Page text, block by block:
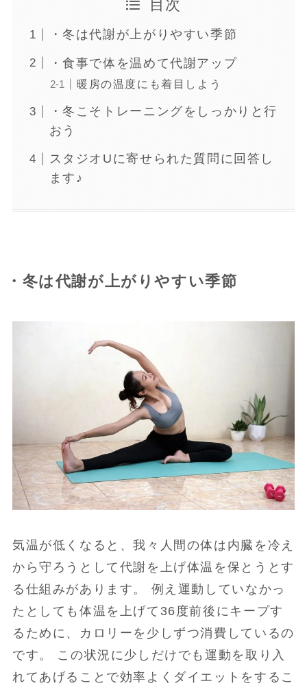
目次
・冬は代謝が上がりやすい季節
・食事で体を温めて代謝アップ
暖房の温度にも着目しよう
・冬こそトレーニングをしっかりと行
おう
スタジオUに寄せられた質問に回答し
ます♪
・冬は代謝が上がりやすい季節
気温が低くなると、我々人間の体は内臓を冷え
から守ろうとして代謝を上げ体温を保とうとす
る仕組みがあります。 例え運動していなかっ
たとしても体温を上げて36度前後にキープす
るために、カロリーを少しずつ消費しているの
です。 この状況に少しだけでも運動を取り入
れてあげることで効率よくダイエットをするこ